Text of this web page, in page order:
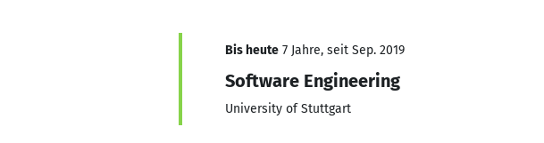
Bis heute 7 Jahre, seit Sep. 2019
Software Engineering
University of Stuttgart